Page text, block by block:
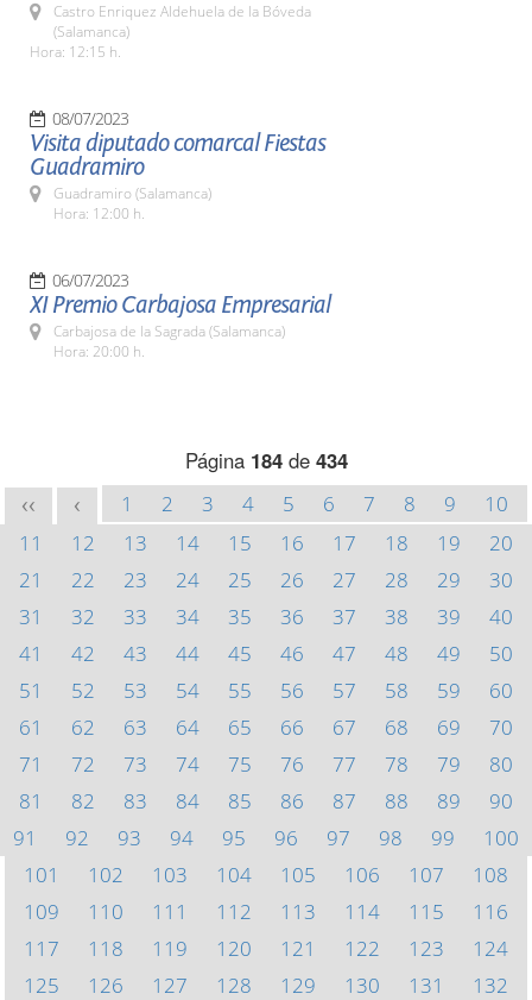
Castro Enriquez Aldehuela de la Bóveda
(Salamanca)
Hora: 12:15 h.
08/07/2023
Visita diputado comarcal Fiestas
Guadramiro
Guadramiro (Salamanca)
Hora: 12:00 h.
06/07/2023
XI Premio Carbajosa Empresarial
Carbajosa de la Sagrada (Salamanca)
Hora: 20:00 h.
Página 184de 434
<< < 1 2 3 4 5 6 7 8 9
10
11
12 13 14 15 16 17 18 19
20
21
22 23 24 25 26 27 28 29
30
31
32 33 34 35 36 37 38 39
40
41
42 43 44 45 46 47 48 49
50
51
52 53 54 55 56 57 58 59
60
61
62 63 64 65 66 67 68 69
70
71
72 73 74 75 76 77 78 79
80
81
82 83 84 85 86 87 88 89
90
91
92 93 94 95 96 97 98 99
100
101
102 103 104 105 106 107
108
109
110 111 112 113 114 115
116
117
118 119 120 121 122 123
124
125
126 127 128 129 130 131
132